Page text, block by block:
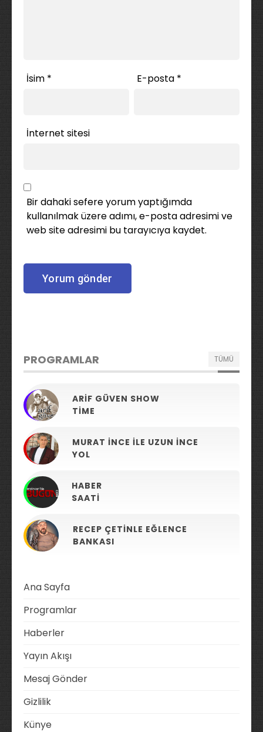
İsim * E-posta *
İnternet sitesi
Bir dahaki sefere yorum yaptığımda
kullanılmak üzere adımı, e-posta adresimi ve
web site adresimi bu tarayıcıya kaydet.
PROGRAMLAR TÜMÜ
ARIF GÜVEN SHOW
TIME
MURAT İNCE ILE UZUN İNCE
YOL
HABER
SAATI
RECEP ÇETINLE EĞLENCE
BANKASI
Ana Sayfa
Programlar
Haberler
Yayın Akışı
Mesaj Gönder
Gizlilik
Künye